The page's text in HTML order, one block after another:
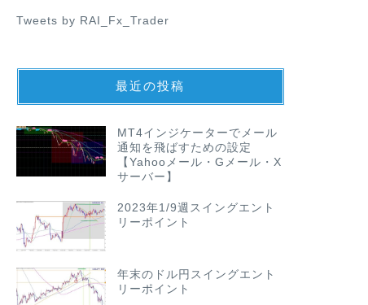
Tweets by RAI_Fx_Trader
最近の投稿
MT4インジケーターでメール
通知を飛ばすための設定
【Yahooメール・Gメール・X
サーバー】
2023年1/9週スイングエント
リーポイント
年末のドル円スイングエント
リーポイント